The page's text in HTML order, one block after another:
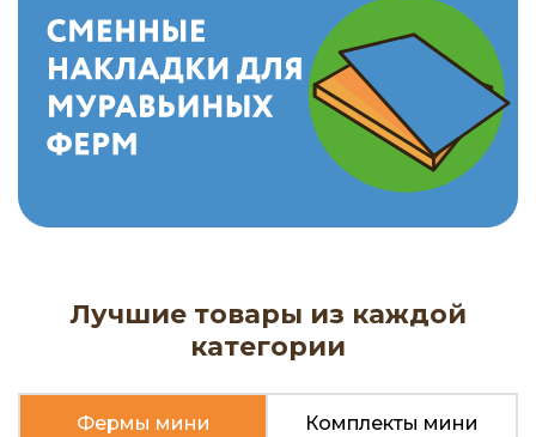
Лучшие товары из каждой
категории
Фермы мини Комплекты мини